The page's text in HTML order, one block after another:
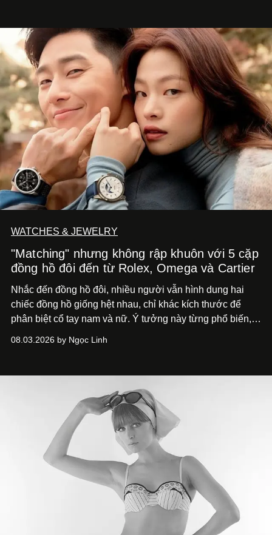
WATCHES & JEWELRY
"Matching" nhưng không rập khuôn với 5 cặp
đồng hồ đôi đến từ Rolex, Omega và Cartier
Nhắc đến đồng hồ đôi, nhiều người vẫn hình dung hai
chiếc đồng hồ giống hệt nhau, chỉ khác kích thước để
phân biệt cổ tay nam và nữ. Ý tưởng này từng phổ biến,
khá rập khuôn. Nói lời tạm biết hai phiên bản nam nữ
mải miết tìm kiếm sự đồng nhất tuyệt đối. Họ để những
đường nét, tỷ lệ và bảng màu nối liền hai thiết kế, dù mỗi
phiên bản vẫn mang linh hồn riêng.
08.03.2026 by Ngọc Linh